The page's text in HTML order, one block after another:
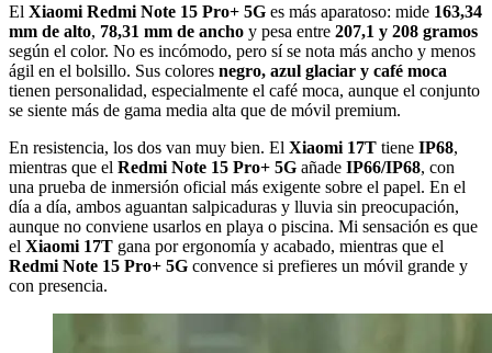
El Xiaomi Redmi Note 15 Pro+ 5G es más aparatoso: mide 163,34
mm de alto, 78,31 mm de ancho y pesa entre 207,1 y 208 gramos
según el color. No es incómodo, pero sí se nota más ancho y menos
ágil en el bolsillo. Sus colores negro, azul glaciar y café moca
tienen personalidad, especialmente el café moca, aunque el conjunto
se siente más de gama media alta que de móvil premium.
En resistencia, los dos van muy bien. El Xiaomi 17T tiene IP68,
mientras que el Redmi Note 15 Pro+ 5G añade IP66/IP68, con
una prueba de inmersión oficial más exigente sobre el papel. En el
día a día, ambos aguantan salpicaduras y lluvia sin preocupación,
aunque no conviene usarlos en playa o piscina. Mi sensación es que
el Xiaomi 17T gana por ergonomía y acabado, mientras que el
Redmi Note 15 Pro+ 5G convence si prefieres un móvil grande y
con presencia.